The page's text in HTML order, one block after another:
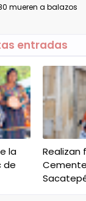
mueren a balazos
entradas
la
de
Realizan